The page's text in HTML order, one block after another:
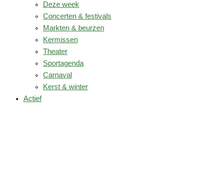
Deze week
Concerten & festivals
Markten & beurzen
Kermissen
Theater
Sportagenda
Carnaval
Kerst & winter
Actief